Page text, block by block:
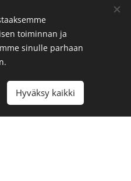
pidätetään
Oy 2026 Evästeet
toiminnan ja
sinulle parhaan
Hyväksy kaikki